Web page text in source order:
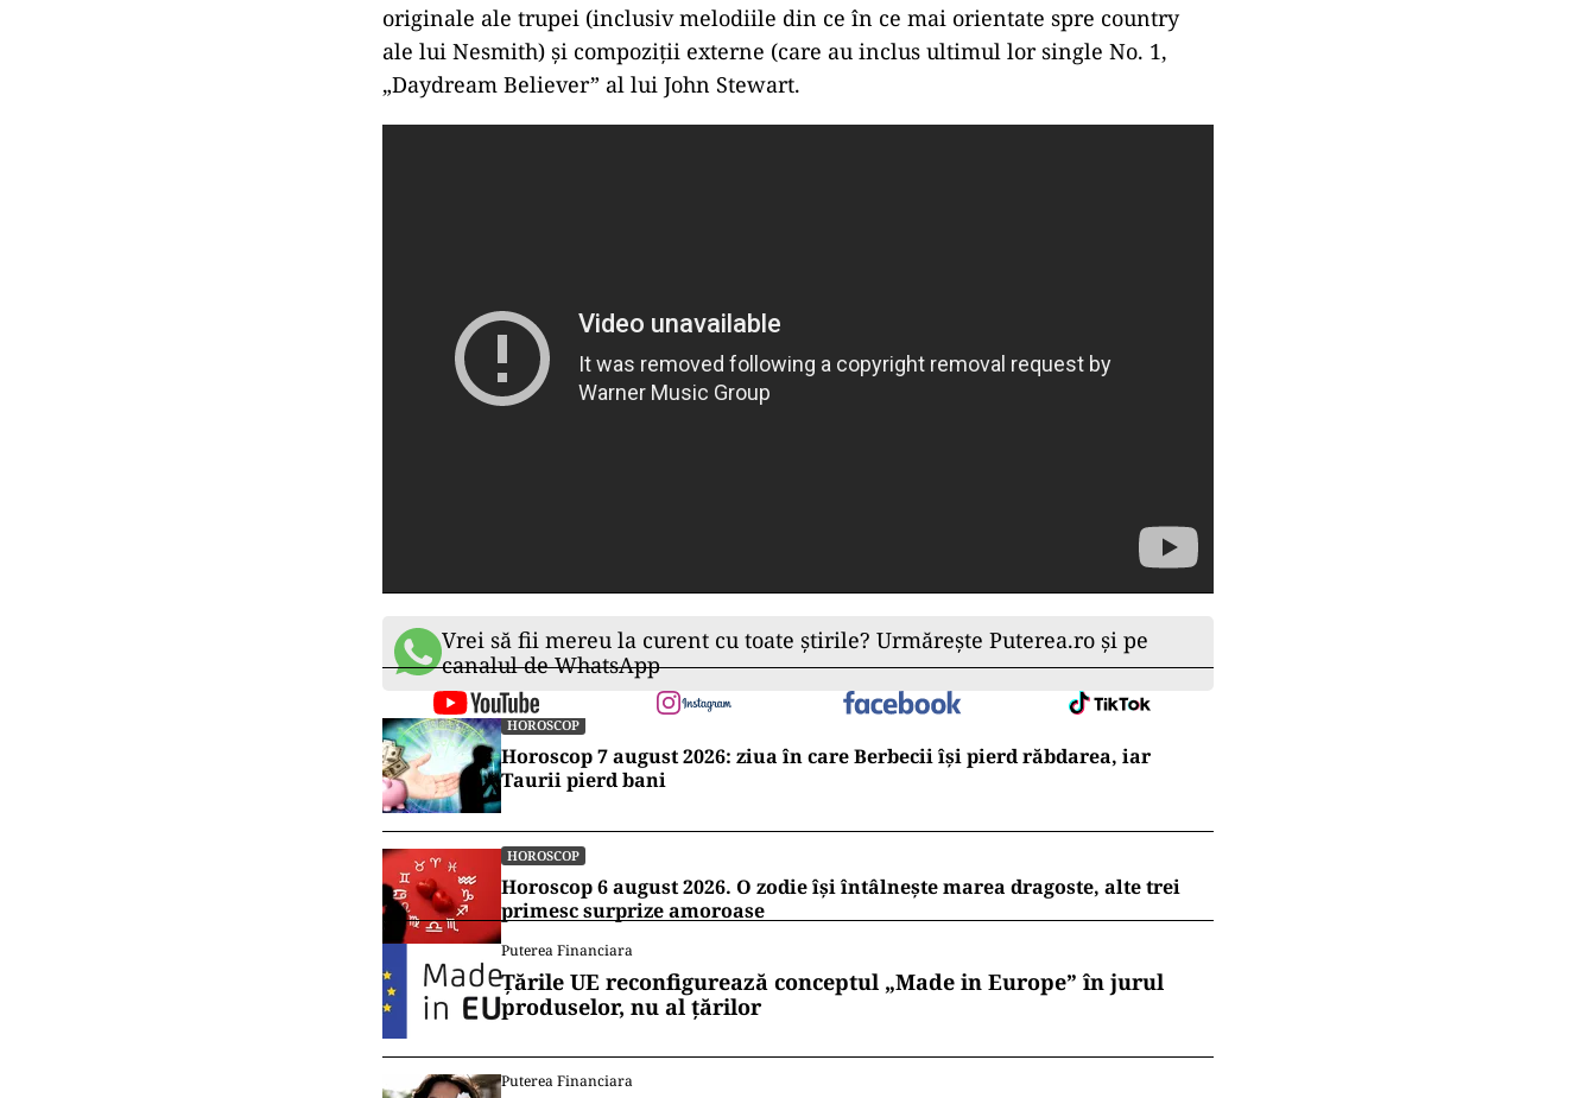
originale ale trupei (inclusiv melodiile din ce în ce mai orientate spre country
ale lui Nesmith) şi compoziţii externe (care au inclus ultimul lor single No. 1,
„Daydream Believer” al lui John Stewart.
Vrei să fii mereu la curent cu toate știrile? Urmărește Puterea.ro și pe
canalul de WhatsApp
HOROSCOP
Horoscop 7 august 2026: ziua în care Berbecii își pierd răbdarea, iar
Taurii pierd bani
HOROSCOP
Horoscop 6 august 2026. O zodie își întâlnește marea dragoste, alte trei
primesc surprize amoroase
Puterea Financiara
Țările UE reconfigurează conceptul „Made in Europe” în jurul
produselor, nu al țărilor
Puterea Financiara